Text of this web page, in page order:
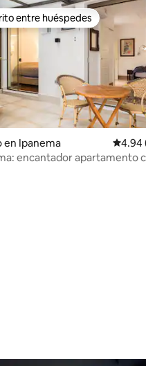
entre huéspedes
entre huéspedes
en Ipanema
4.94
encantador apartamento